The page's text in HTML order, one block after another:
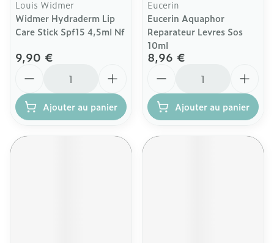
Louis Widmer
Widmer Hydraderm Lip
Care Stick Spf15 4,5ml Nf
9,90 €
Ajouter au panier
Eucerin
Eucerin Aquaphor
Reparateur Levres Sos
10ml
8,96 €
Ajouter au panier